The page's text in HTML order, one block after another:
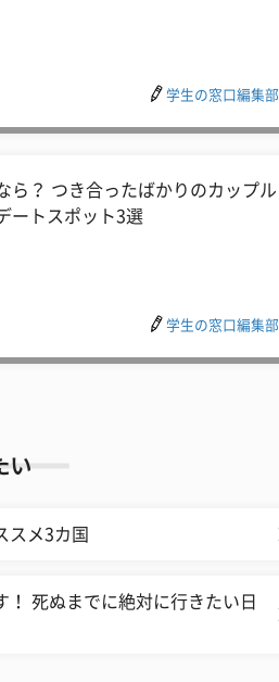
学生の窓口編集部
ら？ つき合ったばかりのカップル
ートスポット3選
学生の窓口編集部
い
スメ3カ国
！ 死ぬまでに絶対に行きたい日